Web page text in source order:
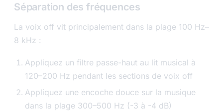
Séparation des fréquences
La voix off vit principalement dans la plage 100 Hz–
8 kHz :
Appliquez un filtre passe-haut au lit musical à
120–200 Hz pendant les sections de voix off
Appliquez une encoche douce sur la musique
dans la plage 300–500 Hz (-3 à -4 dB)